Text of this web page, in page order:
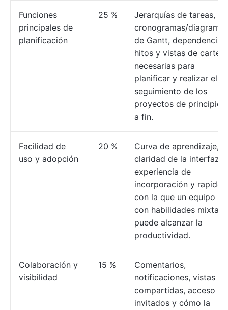
Funciones
principales de
planificación
25 %
Jerarquías de tareas,
cronogramas/diagramas
de Gantt, dependencias,
hitos y vistas de cartera
necesarias para
planificar y realizar el
seguimiento de los
proyectos de principio
a fin.
Facilidad de
uso y adopción
20 %
Curva de aprendizaje,
claridad de la interfaz,
experiencia de
incorporación y rapidez
con la que un equipo
con habilidades mixtas
puede alcanzar la
productividad.
Colaboración y
visibilidad
15 %
Comentarios,
notificaciones, vistas
compartidas, acceso de
invitados y cómo la